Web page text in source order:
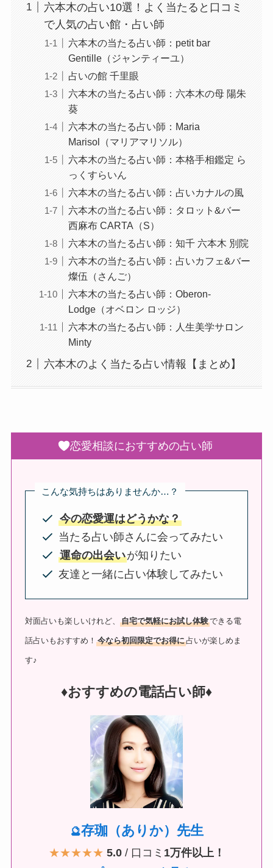
六本木の占い10選！よく当たると口コミ
で人気の占い館・占い師
六本木の当たる占い師：petit bar
Gentille（ジャンティーユ）
占いの館 千里眼
六本木の当たる占い師：六本木の母 陽朱
葵
六本木の当たる占い師：Maria
Marisol（マリアマリソル）
六本木の当たる占い師：本格手相鑑定 ら
っくすらいん
六本木の当たる占い師：占いカナルの風
六本木の当たる占い師：タロット&バー
西麻布 CARTA（S）
六本木の当たる占い師：知千 六本木 別院
六本木の当たる占い師：占いカフェ&バー
燦伍（さんご）
六本木の当たる占い師：Oberon-
Lodge（オベロン ロッジ）
六本木の当たる占い師：人生美学サロン
Minty
六本木のよく当たる占い情報【まとめ】
恋愛相談におすすめの占い師
こんな気持ちはありませんか…？
今の恋愛運はどうかな？
当たる占い師さんに会ってみたい
運命の出会いが知りたい
友達と一緒に占い体験してみたい
対面占いも楽しいけれど、自宅で気軽にお試し体験できる電
話占いもおすすめ！今なら初回限定でお得に占いが楽しめま
す♪
♦︎おすすめの電話占い師♦︎
🔮存珈（ありか）先生
★★★★★ 5.0/ 口コミ 1万件以上！